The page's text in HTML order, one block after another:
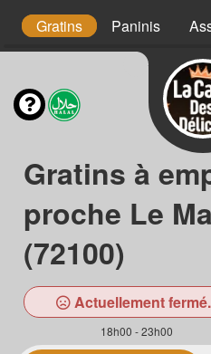
Gratins Paninis
Gratins à
proche Le
(72100)
Actuellement
18h00 - 23h00